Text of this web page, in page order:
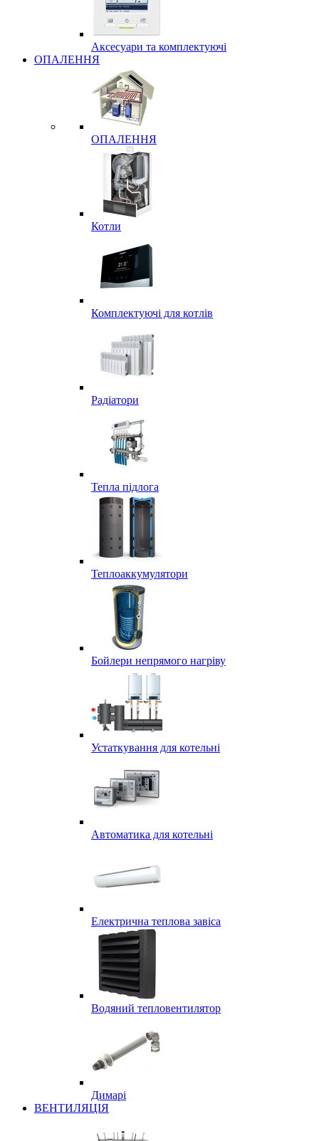
Аксесуари та комплектуючі
ОПАЛЕННЯ
ОПАЛЕННЯ
Котли
Комплектуючі для котлів
Радіатори
Тепла підлога
Теплоаккумулятори
Бойлери непрямого нагріву
Устаткування для котельні
Автоматика для котельні
Електрична теплова завіса
Водяний тепловентилятор
Димарі
ВЕНТИЛЯЦІЯ